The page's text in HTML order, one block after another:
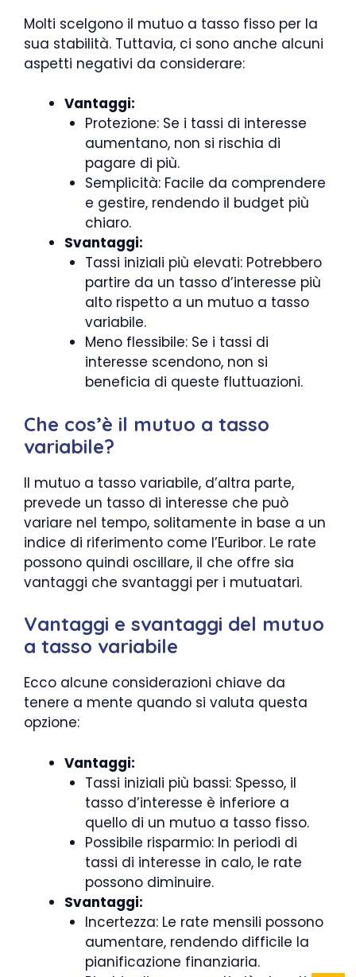
Molti scelgono il mutuo a tasso fisso per la
sua stabilità. Tuttavia, ci sono anche alcuni
aspetti negativi da considerare:
Vantaggi:
Protezione: Se i tassi di interesse
aumentano, non si rischia di
pagare di più.
Semplicità: Facile da comprendere
e gestire, rendendo il budget più
chiaro.
Svantaggi:
Tassi iniziali più elevati: Potrebbero
partire da un tasso d’interesse più
alto rispetto a un mutuo a tasso
variabile.
Meno flessibile: Se i tassi di
interesse scendono, non si
beneficia di queste fluttuazioni.
Che cos’è il mutuo a tasso
variabile?
Il mutuo a tasso variabile, d’altra parte,
prevede un tasso di interesse che può
variare nel tempo, solitamente in base a un
indice di riferimento come l’Euribor. Le rate
possono quindi oscillare, il che offre sia
vantaggi che svantaggi per i mutuatari.
Vantaggi e svantaggi del mutuo
a tasso variabile
Ecco alcune considerazioni chiave da
tenere a mente quando si valuta questa
opzione:
Vantaggi:
Tassi iniziali più bassi: Spesso, il
tasso d’interesse è inferiore a
quello di un mutuo a tasso fisso.
Possibile risparmio: In periodi di
tassi di interesse in calo, le rate
possono diminuire.
Svantaggi:
Incertezza: Le rate mensili possono
aumentare, rendendo difficile la
pianificazione finanziaria.